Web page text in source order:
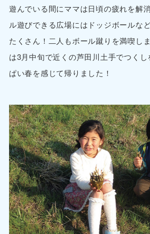
遊んでいる間にママは日頃の疲れを解
ル遊びできる広場にはドッジボールな
たくさん！二人もボール蹴りを満喫し
は3月中旬で近くの芦田川土手でつく
ぱい春を感じて帰りました！